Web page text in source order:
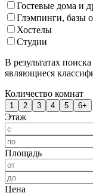
Гостевые дома и
Глэмпинги, базы
Хостелы
Студии
В результатах
являющиеся
Количество комнат
1 2 3 4 5 6+
Этаж
Площадь
Цена